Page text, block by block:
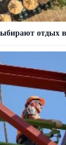
отдых